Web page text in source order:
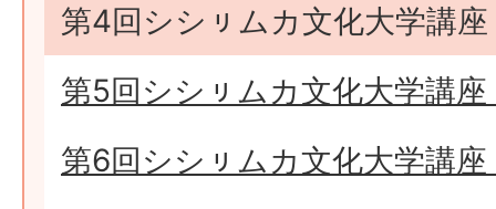
第4回シシㇼムカ文化大学講
第5回シシㇼムカ文化大学講
第6回シシㇼムカ文化大学講